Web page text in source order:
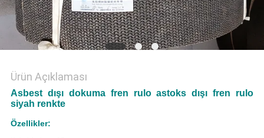
Ürün Açıklaması
Asbest dışı dokuma fren rulo astoks dışı fren rulo
siyah renkte
Özellikler: